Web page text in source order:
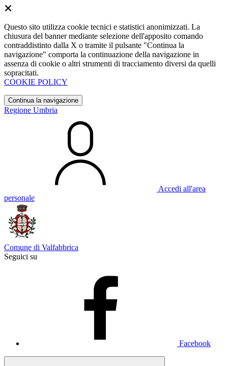
Questo sito utilizza cookie tecnici e statistici anonimizzati. La
chiusura del banner mediante selezione dell'apposito comando
contraddistinto dalla X o tramite il pulsante "Continua la
navigazione" comporta la continuazione della navigazione in
assenza di cookie o altri strumenti di tracciamento diversi da quelli
sopracitati.
COOKIE POLICY
Continua la navigazione
Regione Umbria
Accedi all'area
personale
Comune di Valfabbrica
Seguici su
Facebook